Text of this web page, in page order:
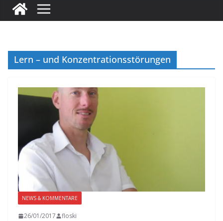
Lern – und Konzentrationsstörungen
NEWS & KOMMENTARE
26/01/2017 floski